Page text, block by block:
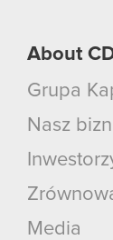
About
Grupa
Nasz
Media